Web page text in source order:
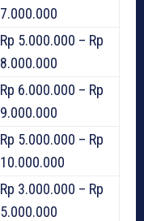
7.000.000
Rp 5.000.000 – Rp
8.000.000
Rp 6.000.000 – Rp
9.000.000
Rp 5.000.000 – Rp
10.000.000
Rp 3.000.000 – Rp
5.000.000